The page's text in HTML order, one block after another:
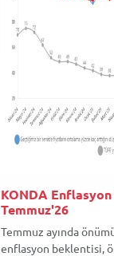
KONDA
Temmuz'26
Temmuz ayında
enflasyon beklentisi,